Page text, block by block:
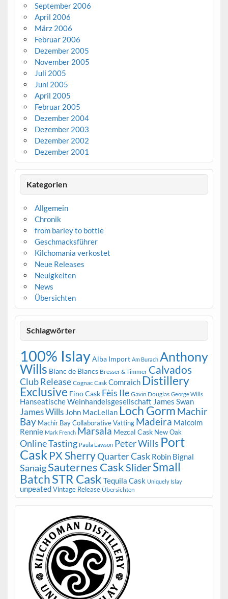
September 2006
April 2006
März 2006
Februar 2006
Dezember 2005
November 2005
Juli 2005
Juni 2005
April 2005
Februar 2005
Dezember 2004
Dezember 2003
Dezember 2002
Dezember 2001
Kategorien
Allgemein
Chronik
from barley to bottle
Geschmacksführer
Kilchomania verkostet
Neue Releases
Neuigkeiten
News
Übersichten
Schlagwörter
100% IslayAlba Import Am Burach Anthony
Wills Blanc de Blancs Bresser & Timmer Calvados
Club Release Cognac Cask Comraich Distillery
Exclusive Fino Cask Fèis Ile Gavin Douglas George Wills
Hanseatische Weinhandelsgesellschaft James Swan
James Wills John MacLellan Loch Gorm Machir
Bay Machir Bay Collaborative Vatting Madeira Malcolm
Rennie Mark French Marsala Mezcal Cask New Oak
Online Tasting Paula Lawson Peter Wills Port
Cask PX SherryQuarter Cask Robin Bignal
SanaigSauternes CaskSliderSmall
BatchSTR Cask Tequila Cask Uniquely Islay
unpeatedVintage Release Übersichten